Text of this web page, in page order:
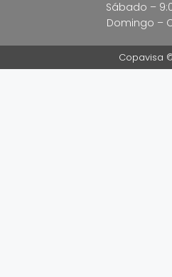
Sábado –
Domingo –
Copavisa